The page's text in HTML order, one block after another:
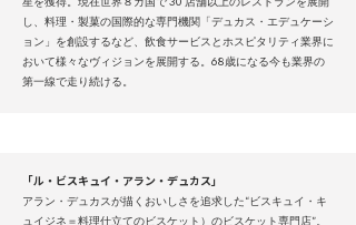
し、料理・製菓の国際的な専門機関「デュカス・エデュケーシ
ョン」を創設するなど、飲食サービスとホスピタリティ業界に
おいて様々なヴィジョンを展開する。68歳になる今も業界の
第一線で走り続ける。
「ル・ビスキュイ・アラン・デュカス」
アラン・デュカスが描くおいしさを追求した“ビスキュイ・キ
ュイジネ＝料理仕立てのビスケット）のビスケット専門店”。